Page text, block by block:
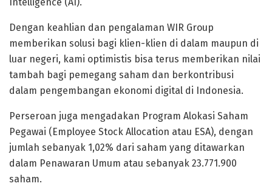
Intelligence (AI).
Dengan keahlian dan pengalaman WIR Group
memberikan solusi bagi klien-klien di dalam maupun di
luar negeri, kami optimistis bisa terus memberikan nilai
tambah bagi pemegang saham dan berkontribusi
dalam pengembangan ekonomi digital di Indonesia.
Perseroan juga mengadakan Program Alokasi Saham
Pegawai (Employee Stock Allocation atau ESA), dengan
jumlah sebanyak 1,02% dari saham yang ditawarkan
dalam Penawaran Umum atau sebanyak 23.771.900
saham.